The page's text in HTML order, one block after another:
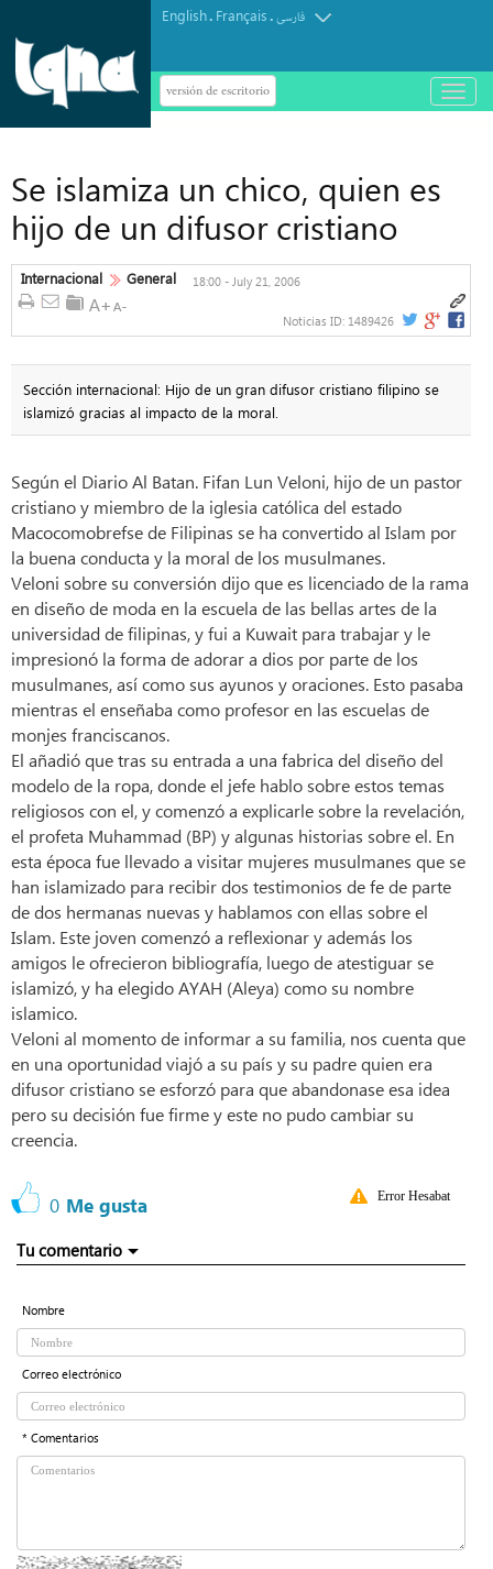
English. Français.فارسی
versión de escritorio
باز
و
Se islamiza un chico, quien es
hijo de un difusor cristiano
Internacional General 18:00 - July 21, 2006
Noticias ID: 1489426
Sección internacional: Hijo de un gran difusor cristiano filipino se
islamizó gracias al impacto de la moral.
Según el Diario Al Batan. Fifan Lun Veloni, hijo de un pastor
cristiano y miembro de la iglesia católica del estado
Macocomobrefse de Filipinas se ha convertido al Islam por
la buena conducta y la moral de los musulmanes.
Veloni sobre su conversión dijo que es licenciado de la rama
en diseño de moda en la escuela de las bellas artes de la
universidad de filipinas, y fui a Kuwait para trabajar y le
impresionó la forma de adorar a dios por parte de los
musulmanes, así como sus ayunos y oraciones. Esto pasaba
mientras el enseñaba como profesor en las escuelas de
monjes franciscanos.
El añadió que tras su entrada a una fabrica del diseño del
modelo de la ropa, donde el jefe hablo sobre estos temas
religiosos con el, y comenzó a explicarle sobre la revelación,
el profeta Muhammad (BP) y algunas historias sobre el. En
esta época fue llevado a visitar mujeres musulmanes que se
han islamizado para recibir dos testimonios de fe de parte
de dos hermanas nuevas y hablamos con ellas sobre el
Islam. Este joven comenzó a reflexionar y además los
amigos le ofrecieron bibliografía, luego de atestiguar se
islamizó, y ha elegido AYAH (Aleya) como su nombre
islamico.
Veloni al momento de informar a su familia, nos cuenta que
en una oportunidad viajó a su país y su padre quien era
difusor cristiano se esforzó para que abandonase esa idea
pero su decisión fue firme y este no pudo cambiar su
creencia.
0 Me gusta Error Hesabat
Tu comentario
Nombre
Correo electrónico
* Comentarios